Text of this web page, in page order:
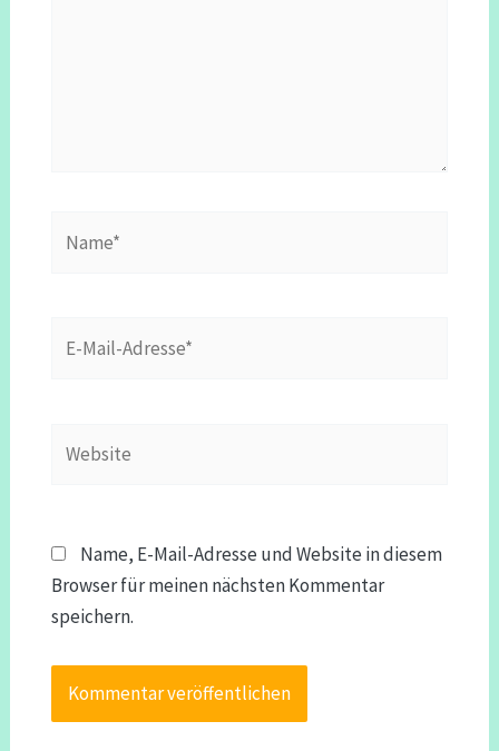
Mail-
Name, E-Mail-Adresse und Website in diesem
Browser für meinen nächsten Kommentar
speichern.